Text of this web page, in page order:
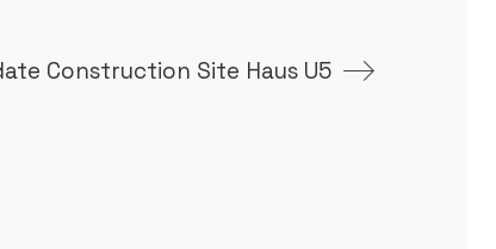
Construction Site Haus U5